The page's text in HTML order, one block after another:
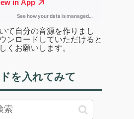
て自分の音源を作りまし
ンロードしていただけると
くお願いします。
を入れてみて